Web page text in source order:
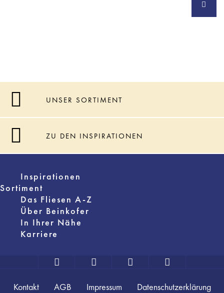
UNSER SORTIMENT
ZU DEN INSPIRATIONEN
Inspirationen
Sortiment
Das Fliesen A-Z
Über Beinkofer
In Ihrer Nähe
Karriere
Kontakt AGB Impressum Datenschutzerklärung